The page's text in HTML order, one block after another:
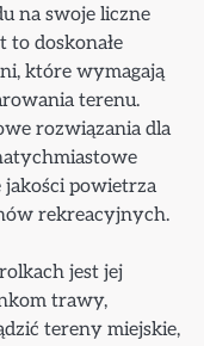
na swoje liczne
to doskonałe
które wymagają
terenu.
rozwiązania dla
powietrza
rekreacyjnych.
jest jej
trawy,
tereny miejskie,